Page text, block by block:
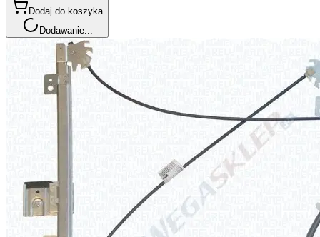
Dodaj do koszyka
Dodawanie...